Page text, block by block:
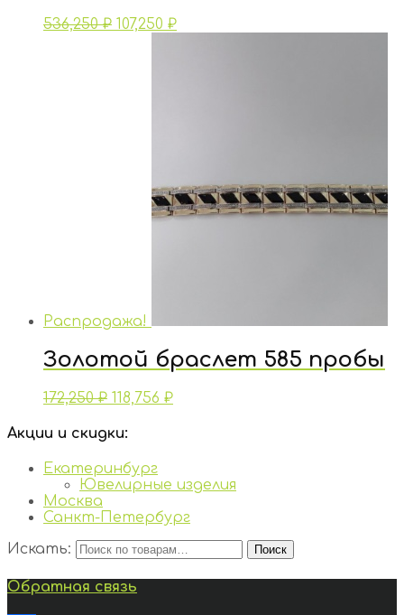
536,250₽ 107,250 ₽
Распродажа!
Золотой браслет 585 пробы
172,250₽ 118,756 ₽
Акции и скидки:
Екатеринбург
Ювелирные изделия
Москва
Санкт-Петербург
Искать:
Поиск
Обратная связь